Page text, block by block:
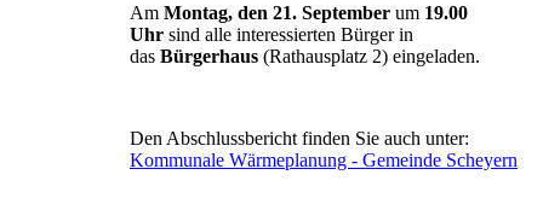
Am Montag, den 21. September um 19.00
Uhr sind alle interessierten Bürger in
das Bürgerhaus (Rathausplatz 2) eingeladen.
Den Abschlussbericht finden Sie auch unter:
Kommunale Wärmeplanung - Gemeinde Scheyern